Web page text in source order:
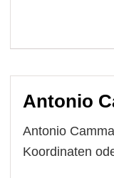
Antonio
Antonio
Koordinaten